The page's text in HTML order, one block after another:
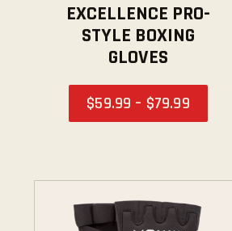
EXCELLENCE PRO-
STYLE BOXING
GLOVES
$59.99 – $79.99